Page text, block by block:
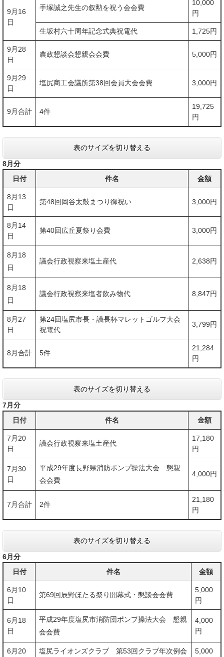
9月16
日
手塚誠之先生の叙勲を祝う会会費
10,000
円
生坂村六十周年記念式典祝電代 1,725円
9月28
日
農政懇談会懇親会会費 5,000円
9月29
日
塩尻商工会議所第38回会員大会会費 3,000円
9月合計 4件
19,725
円
表のサイズを切り替える
8月分
日付
件名 金額
8月13
日
第48回岡谷太鼓まつり御祝い 3,000円
8月14
日
第40回広丘夏祭り会費 3,000円
8月18
日
議会行政視察来塩土産代 2,638円
8月18
日
議会行政視察来塩者飲み物代 8,847円
8月27
日
第24回塩尻市長・議長杯マレットゴルフ大会
祝電代
3,799円
8月合計 5件
21,284
円
表のサイズを切り替える
7月分
日付
件名 金額
7月20
日
議会行政視察来塩土産代
17,180
円
7月30
日
平成29年度長野県消防ポンプ操法大会 懇親
会会費
4,000円
7月合計 2件
21,180
円
表のサイズを切り替える
6月分
日付
件名 金額
6月10
日
第69回辰野ほたる祭り開幕式・懇談会会費
5,000
円
6月18
日
平成29年度塩尻市消防団ポンプ操法大会 懇親
会会費
4,000
円
6月20
塩尻ライオンズクラブ 第53回クラブ年次例会
5,000